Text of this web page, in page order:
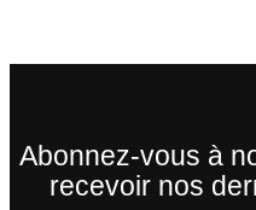
Abonnez-vous à
recevoir nos